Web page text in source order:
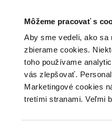
Môžeme pracovať s
Aby sme vedeli, ako sa
zbierame cookies.
toho používame
vás zlepšovať.
Marketingové cookies
tretími stranami. Veľmi
Doplnky